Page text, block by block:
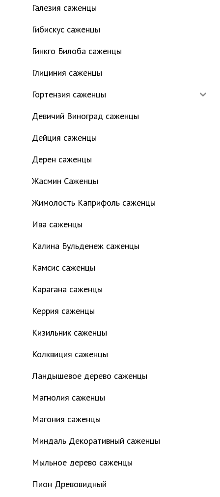
Галезия саженцы
Гибискус саженцы
Гинкго Билоба саженцы
Глициния саженцы
Гортензия саженцы
Девичий Виноград саженцы
Дейция саженцы
Дерен саженцы
Жасмин Саженцы
Жимолость Каприфоль саженцы
Ива саженцы
Калина Бульденеж саженцы
Камсис саженцы
Карагана саженцы
Керрия саженцы
Кизильник саженцы
Колквиция саженцы
Ландышевое дерево саженцы
Магнолия саженцы
Магония саженцы
Миндаль Декоративный саженцы
Мыльное дерево саженцы
Пион Древовидный